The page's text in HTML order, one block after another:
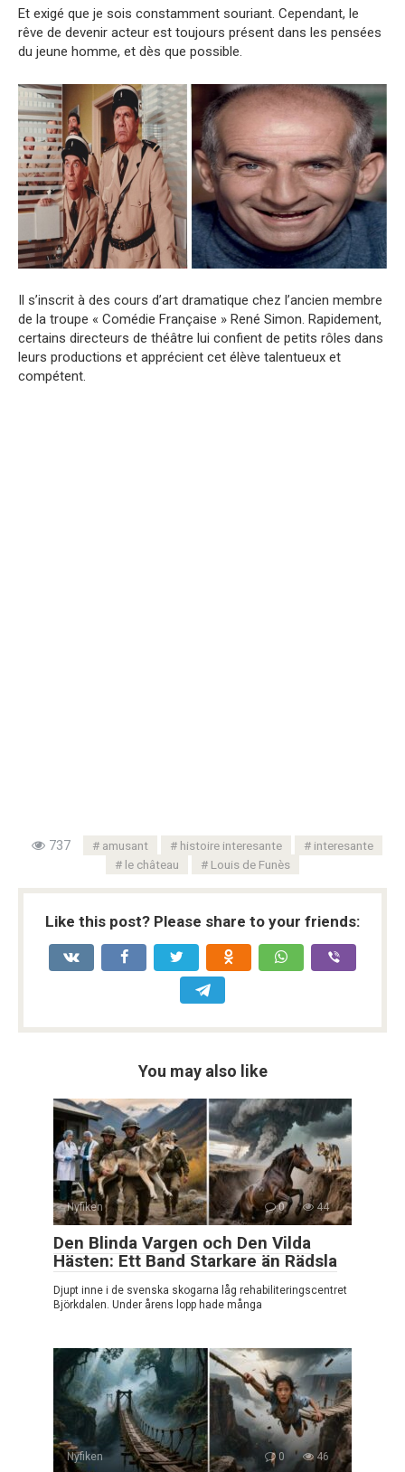
Et exigé que je sois constamment souriant. Cependant, le
rêve de devenir acteur est toujours présent dans les pensées
du jeune homme, et dès que possible.
Il s’inscrit à des cours d’art dramatique chez l’ancien membre
de la troupe « Comédie Française » René Simon. Rapidement,
certains directeurs de théâtre lui confient de petits rôles dans
leurs productions et apprécient cet élève talentueux et
compétent.
737 amusant histoire interesante
interesante
le château
Louis de Funès
Like this post? Please share to your friends:
You may also like
Nyfiken 0 44
Den Blinda Vargen och Den Vilda
Hästen: Ett Band Starkare än Rädsla
Djupt inne i de svenska skogarna låg rehabiliteringscentret
Björkdalen. Under årens lopp hade många
Nyfiken 0 46